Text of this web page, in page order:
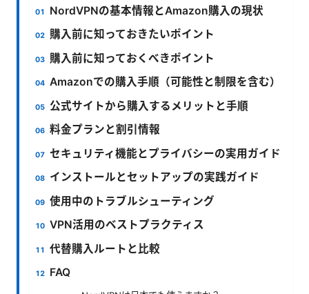
NordVPNの基本情報とAmazon購入の現状
購入前に知っておきたいポイント
購入前に知っておくべきポイント
Amazonでの購入手順（可能性と制限を含む）
公式サイトから購入するメリットと手順
料金プランと割引情報
セキュリティ機能とプライバシーの実用ガイド
インストールとセットアップの実践ガイド
使用中のトラブルシューティング
VPN活用のベストプラクティス
代替購入ルートと比較
FAQ